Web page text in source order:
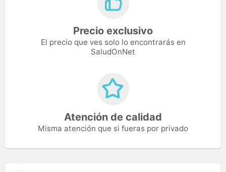
Precio exclusivo
El precio que ves solo lo encontrarás en
SaludOnNet
Atención de calidad
Misma atención que si fueras por privado